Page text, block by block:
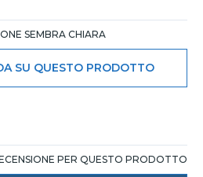
SEMBRA CHIARA
SU QUESTO PRODOTTO
PER QUESTO PRODOTTO